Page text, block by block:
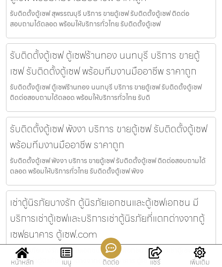
รับติดตั้งตู้เซฟ สุพรรณบุรี บริการ ขายตู้เซฟ รับติดตั้งตู้เซฟ ติดต่อ
สอบถามได้ตลอด พร้อมให้บริการทั่วไทย รับติดตั้งตู้เซฟ
รับติดตั้งตู้เซฟ ตู้เซฟร้านทอง นนทบุรี บริการ ขายตู้
เซฟ รับติดตั้งตู้เซฟ พร้อมทีมงานมืออาชีพ ราคาถูก
รับติดตั้งตู้เซฟ ตู้เซฟร้านทอง นนทบุรี บริการ ขายตู้เซฟ รับติดตั้งตู้เซฟ
ติดต่อสอบถามได้ตลอด พร้อมให้บริการทั่วไทย รับติ
รับติดตั้งตู้เซฟ พังงา บริการ ขายตู้เซฟ รับติดตั้งตู้เซฟ
พร้อมทีมงานมืออาชีพ ราคาถูก
รับติดตั้งตู้เซฟ พังงา บริการ ขายตู้เซฟ รับติดตั้งตู้เซฟ ติดต่อสอบถามได้
ตลอด พร้อมให้บริการทั่วไทย รับติดตั้งตู้เซฟ พังง
เช่าตู้นิรภัยบางรัก ตู้นิรภัยเอกชนและตู้เซฟเอกชน มี
บริการเช่าตู้เซฟและบริการเช่าตู้นิรภัยที่แตกต่างจากตู้
เซฟธนาคาร ตู้เซฟ.com
เช่าตู้นิรภัยบางรัก ตู้นิรภัยเอกชนและตู้เซฟเอกชน มีบริการเช่าตู้เซฟและ
บริการเช่าตู้นิรภัยที่แตกต่างจากตู้เซฟธนาคาร ตู้เซ
หน้าหลัก เมนู ติดต่อ แชร์ เพิ่มเติม